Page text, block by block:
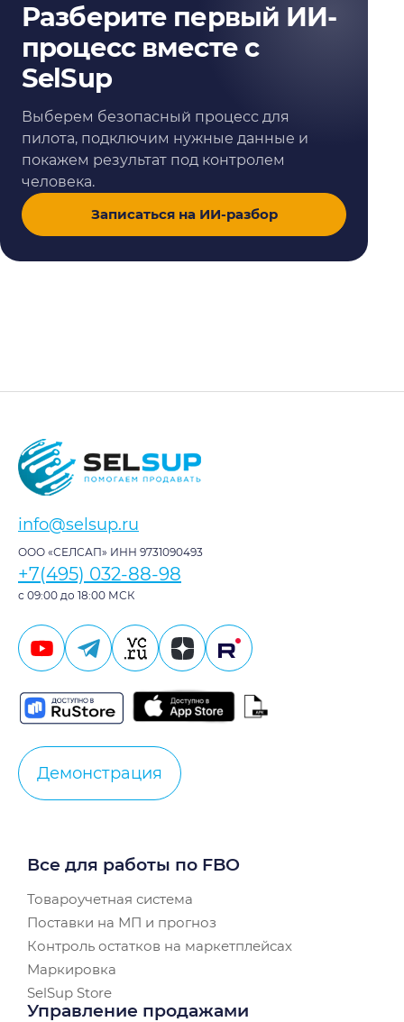
Разберите первый ИИ-
процесс вместе с
SelSup
Выберем безопасный процесс для
пилота, подключим нужные данные и
покажем результат под контролем
человека.
Записаться на ИИ-разбор
info@selsup.ru
ООО «СЕЛСАП» ИНН 9731090493
+7(495) 032-88-98
с 09:00 до 18:00 МСК
Демонстрация
Все для работы по FBO
Товароучетная система
Поставки на МП и прогноз
Контроль остатков на маркетплейсах
Маркировка
SelSup Store
Управление продажами